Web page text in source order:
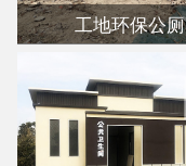
工地环保公厕